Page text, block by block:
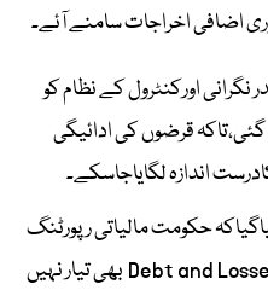
اضافی اخراجات سامنے آئے۔
اورکنٹرول کے نظام کو
قرضوں کی ادائیگی
اندازہ لگایاجاسکے۔
حکومت مالیاتی رپورٹنگ
مینول کے مطابق ماہانہ Debt and Losses Report بھی تیار نہیں